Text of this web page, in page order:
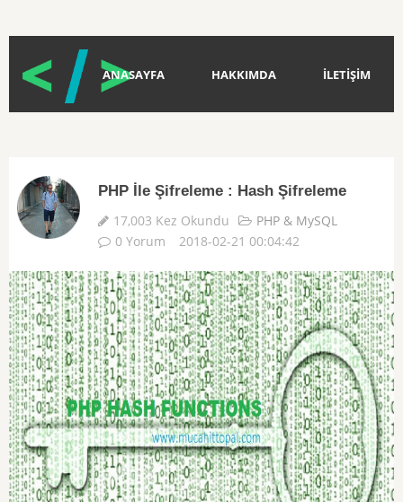
ANASAYFA HAKKIMDA İLETİŞİM
PHP İle Şifreleme : Hash Şifreleme
17,003 Kez Okundu
PHP & MySQL
0 Yorum
2018-02-21 00:04:42